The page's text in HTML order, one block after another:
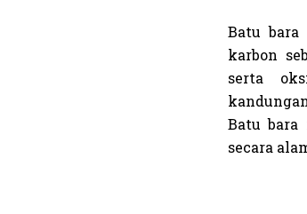
Batu bara
karbon
serta
Batu
secara